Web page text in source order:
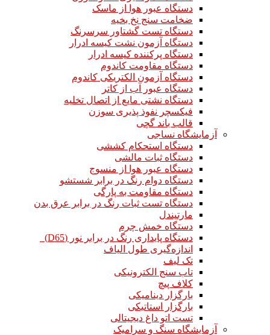
دستگاه عبور هوا از ماسک
ضخامت سنج نخ بخیه
دستگاه تست گشتاور سرسرنگ
دستگاه آزمون نشت کیسه ادرار
دستگاه پرکننده کیسه ادرار
دستگاه مقاومت کاندوم
دستگاه آزمون الکتریکی کاندوم
دستگاه عبور آب از کاتر
دستگاه نشتی مایع از اتصال تخلیه
فیکسچر نفوذ پذیری سوزن
قالب باند گچی
آزمایشگاه نساجی
دستگاه استحکام کششی
دستگاه ثبات مالشی
دستگاه عبور هوا از منسوج
دستگاه دوام رنگ در برابر شستشو
دستگاه مقاومت به پارگی
دستگاه تست ثبات رنگ در برابر عرق بدن
مارتیندل
دستگاه خمش چرم
دستگاه پایداری رنگ در برابر نور (D65)
اندازه‌گیری طول الیاف
تک لیف
تاب سنج الکترونیکی
کلاف پیچ
بارگزار دینامیکی
بارگزار استاتیکی
تست اتو داغ دیجیتالی
آزمایشگاه سنگ و سرامیک